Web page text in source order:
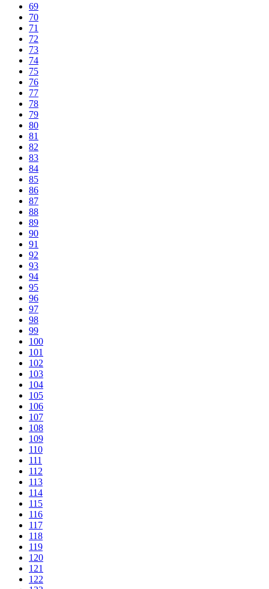
69
70
71
72
73
74
75
76
77
78
79
80
81
82
83
84
85
86
87
88
89
90
91
92
93
94
95
96
97
98
99
100
101
102
103
104
105
106
107
108
109
110
111
112
113
114
115
116
117
118
119
120
121
122